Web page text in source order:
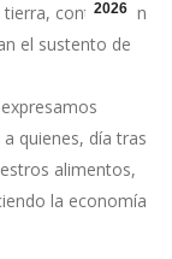
2026
contribuyen
el sustento de
quienes, día tras
alimentos,
la economía